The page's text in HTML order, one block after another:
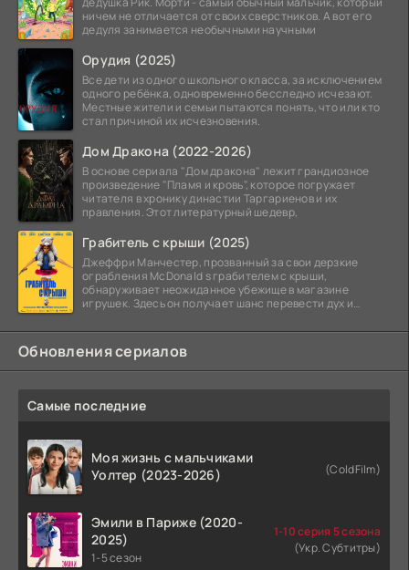
ничем не отличается от своих сверстников. А вот его
дедуля занимается необычными научными
Орудия (2025)
Все дети из одного школьного класса, за исключением
одного ребёнка, одновременно бесследно исчезают.
Местные жители и семьи пытаются понять, что или кто
стал причиной их исчезновения.
Дом Дракона (2022-2026)
В основе сериала "Дом дракона" лежит грандиозное
произведение "Пламя и кровь", которое погружает
читателя в хронику династии Таргариенов и их
правления. Этот литературный шедевр,
Грабитель с крыши (2025)
Джеффри Манчестер, прозванный за свои дерзкие
ограбления McDonald s грабителем с крыши,
обнаруживает неожиданное убежище в магазине
игрушек. Здесь он получает шанс перевести дух и
Обновления сериалов
Самые последние
Моя жизнь с мальчиками
Уолтер (2023-2026)
(ColdFilm)
Эмили в Париже (2020-
2025)
1-5 сезон
1-10 серия 5 сезона
(Укр. Субтитры)